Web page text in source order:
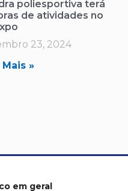
poliesportiva terá
de atividades no
23, 2024
»
em geral